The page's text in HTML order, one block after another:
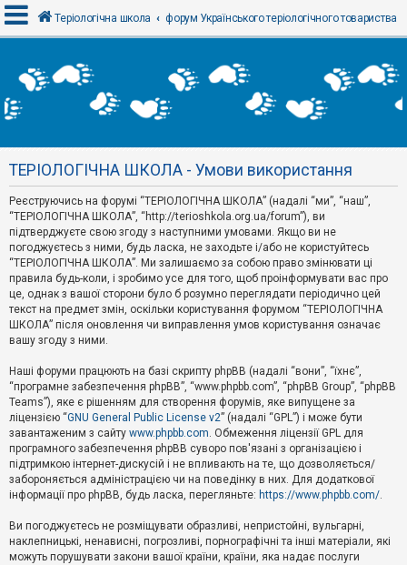
х
і
Р
є
с
т
р
а
ц
я
Т
м
и
б
е
з
в
і
д
п
о
в
д
й
Теріологічна школа форум Українського теріологічного товариства
ТЕРІОЛОГІЧНА ШКОЛА - Умови використання
Реєструючись на форумі “ТЕРІОЛОГІЧНА ШКОЛА” (надалі “ми”, “наш”,
“ТЕРІОЛОГІЧНА ШКОЛА”, “http://terioshkola.org.ua/forum”), ви
підтверджуєте свою згоду з наступними умовами. Якщо ви не
погоджуєтесь з ними, будь ласка, не заходьте і/або не користуйтесь
“ТЕРІОЛОГІЧНА ШКОЛА”. Ми залишаємо за собою право змінювати ці
правила будь-коли, і зробимо усе для того, щоб проінформувати вас про
це, однак з вашої сторони було б розумно переглядати періодично цей
текст на предмет змін, оскільки користування форумом “ТЕРІОЛОГІЧНА
ШКОЛА” після оновлення чи виправлення умов користування означає
вашу згоду з ними.
Наші форуми працюють на базі скрипту phpBB (надалі “вони”, “їхнє”,
“програмне забезпечення phpBB”, “www.phpbb.com”, “phpBB Group”, “phpBB
Teams”), яке є рішенням для створення форумів, яке випущене за
ліцензією “GNU General Public License v2” (надалі “GPL”) і може бути
завантаженим з сайту www.phpbb.com. Обмеження ліцензії GPL для
програмного забезпечення phpBB суворо пов'язані з організацією і
підтримкою інтернет-дискусій і не впливають на те, що дозволяється/
забороняється адміністрацією чи на поведінку в них. Для додаткової
інформації про phpBB, будь ласка, перегляньте: https://www.phpbb.com/.
Ви погоджуєтесь не розміщувати образливі, непристойні, вульгарні,
наклепницькі, ненависні, погрозливі, порнографічні та інші матеріали, які
можуть порушувати закони вашої країни, країни, яка надає послуги